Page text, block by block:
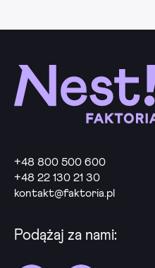
+48 800 500 600
+48 22 130 21 30
kontakt@faktoria.pl
Podążaj za nami: